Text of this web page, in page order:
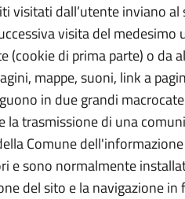
visitati dall’utente inviano
visita del medesimo
di prima parte) o da
mappe, suoni, link a
in due grandi
trasmissione di una
Comune
e sono normalmente
del sito e la navigazione